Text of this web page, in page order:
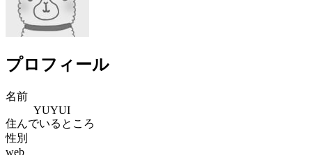
プロフィール
名前
YUYUI
住んでいるところ
性別
web